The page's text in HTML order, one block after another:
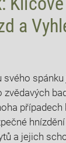
a
svého
případech⁤
a jejich